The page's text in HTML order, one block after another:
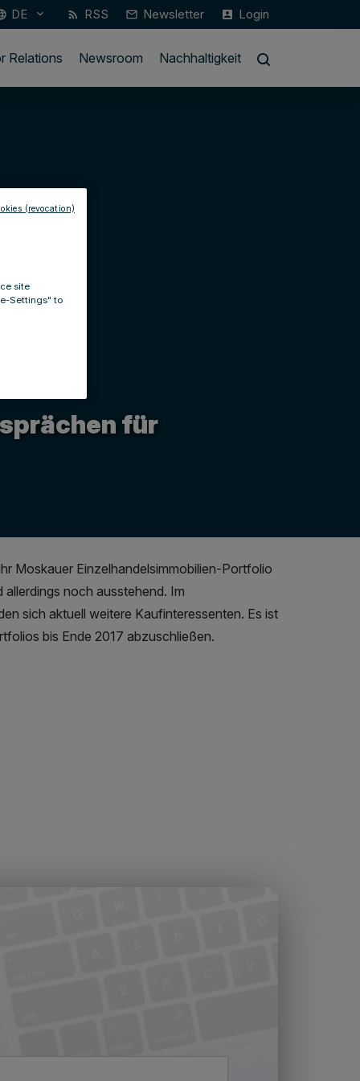
DE keyboard_arrow_down rss_feed RSS mail_outline Newsletter account_box Login
Relations Newsroom Nachhaltigkeit
für
Moskauer Einzelhandelsimmobilien-Portfolio
noch ausstehend. Im
sich aktuell weitere Kaufinteressenten. Es ist
bis Ende 2017 abzuschließen.
site
Settings" to
(revocation)